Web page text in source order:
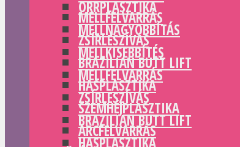
MELLFELVARRÁS
ZSÍRLESZÍVÁS
BRAZILIAN BUTT LIFT
HASPLASZTIKA
SZEMHÉJPLASZTIKA
ARCFELVARRÁS
ORRPLASZTIKA
MELLNAGYOBBÍTÁS
MELLKISEBBÍTÉS
MELLFELVARRÁS
ZSÍRLESZÍVÁS
BRAZILIAN BUTT LIFT
HASPLASZTIKA